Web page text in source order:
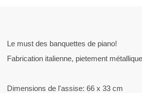
Le must des banquettes de piano!
Fabrication italienne, pietement
Dimensions de l'assise: 66 x 33 cm